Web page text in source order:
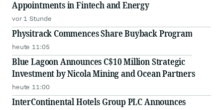
Appointments in Fintech and Energy
vor 1 Stunde
Physitrack Commences Share Buyback Program
heute 11:05
Blue Lagoon Announces C$10 Million Strategic
Investment by Nicola Mining and Ocean Partners
heute 11:00
InterContinental Hotels Group PLC Announces